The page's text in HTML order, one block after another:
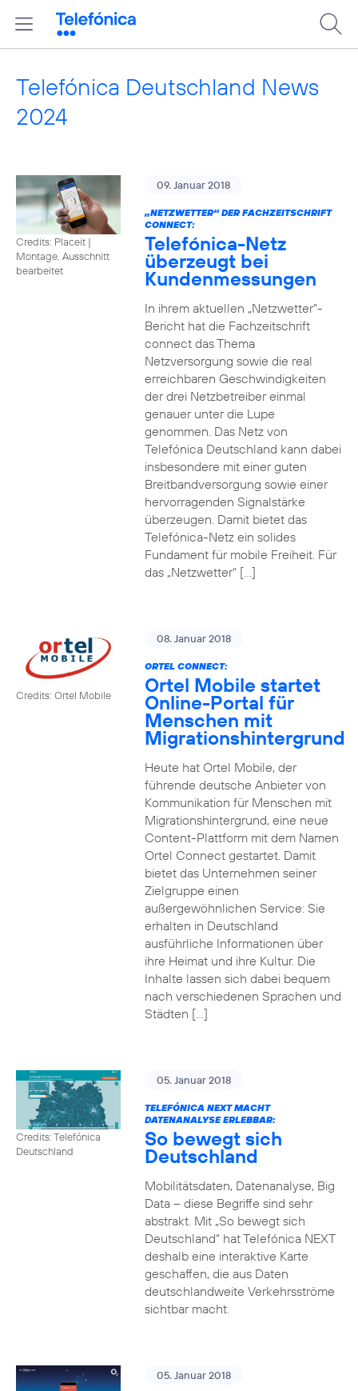
Telefónica Deutschland News
2024
Credits: Placeit |
Montage, Ausschnitt
bearbeitet
09. Januar 2018
„NETZWETTER“ DER FACHZEITSCHRIFT
CONNECT:
Telefónica-Netz
überzeugt bei
Kundenmessungen
In ihrem aktuellen „Netzwetter“-
Bericht hat die Fachzeitschrift
connect das Thema
Netzversorgung sowie die real
erreichbaren Geschwindigkeiten
der drei Netzbetreiber einmal
genauer unter die Lupe
genommen. Das Netz von
Telefónica Deutschland kann dabei
insbesondere mit einer guten
Breitbandversorgung sowie einer
hervorragenden Signalstärke
überzeugen. Damit bietet das
Telefónica-Netz ein solides
Fundament für mobile Freiheit. Für
das „Netzwetter“ […]
Credits: Ortel Mobile
08. Januar 2018
ORTEL CONNECT:
Ortel Mobile startet
Online-Portal für
Menschen mit
Migrationshintergrund
Heute hat Ortel Mobile, der
führende deutsche Anbieter von
Kommunikation für Menschen mit
Migrationshintergrund, eine neue
Content-Plattform mit dem Namen
Ortel Connect gestartet. Damit
bietet das Unternehmen seiner
Zielgruppe einen
außergewöhnlichen Service: Sie
erhalten in Deutschland
ausführliche Informationen über
ihre Heimat und ihre Kultur. Die
Inhalte lassen sich dabei bequem
nach verschiedenen Sprachen und
Städten […]
Credits: Telefónica
Deutschland
05. Januar 2018
TELEFÓNICA NEXT MACHT
DATENANALYSE ERLEBBAR:
So bewegt sich
Deutschland
Mobilitätsdaten, Datenanalyse, Big
Data – diese Begriffe sind sehr
abstrakt. Mit „So bewegt sich
Deutschland“ hat Telefónica NEXT
deshalb eine interaktive Karte
geschaffen, die aus Daten
deutschlandweite Verkehrsströme
sichtbar macht.
05. Januar 2018